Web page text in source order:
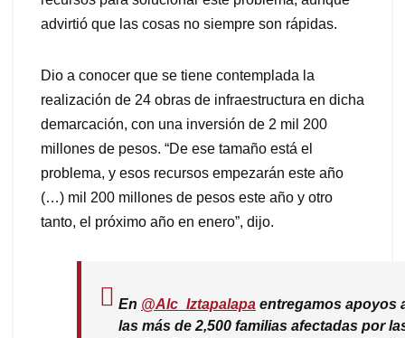
advirtió que las cosas no siempre son rápidas.
Dio a conocer que se tiene contemplada la
realización de 24 obras de infraestructura en dicha
demarcación, con una inversión de 2 mil 200
millones de pesos. “De ese tamaño está el
problema, y esos recursos empezarán este año
(…) mil 200 millones de pesos este año y otro
tanto, el próximo año en enero”, dijo.
En @Alc_Iztapalapa entregamos apoyos
las más de 2,500 familias afectadas por